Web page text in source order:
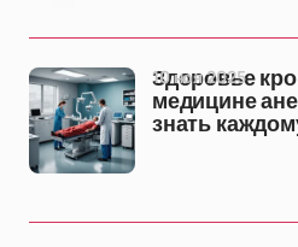
Здоровье
медицине
знать
10 ноя 2025